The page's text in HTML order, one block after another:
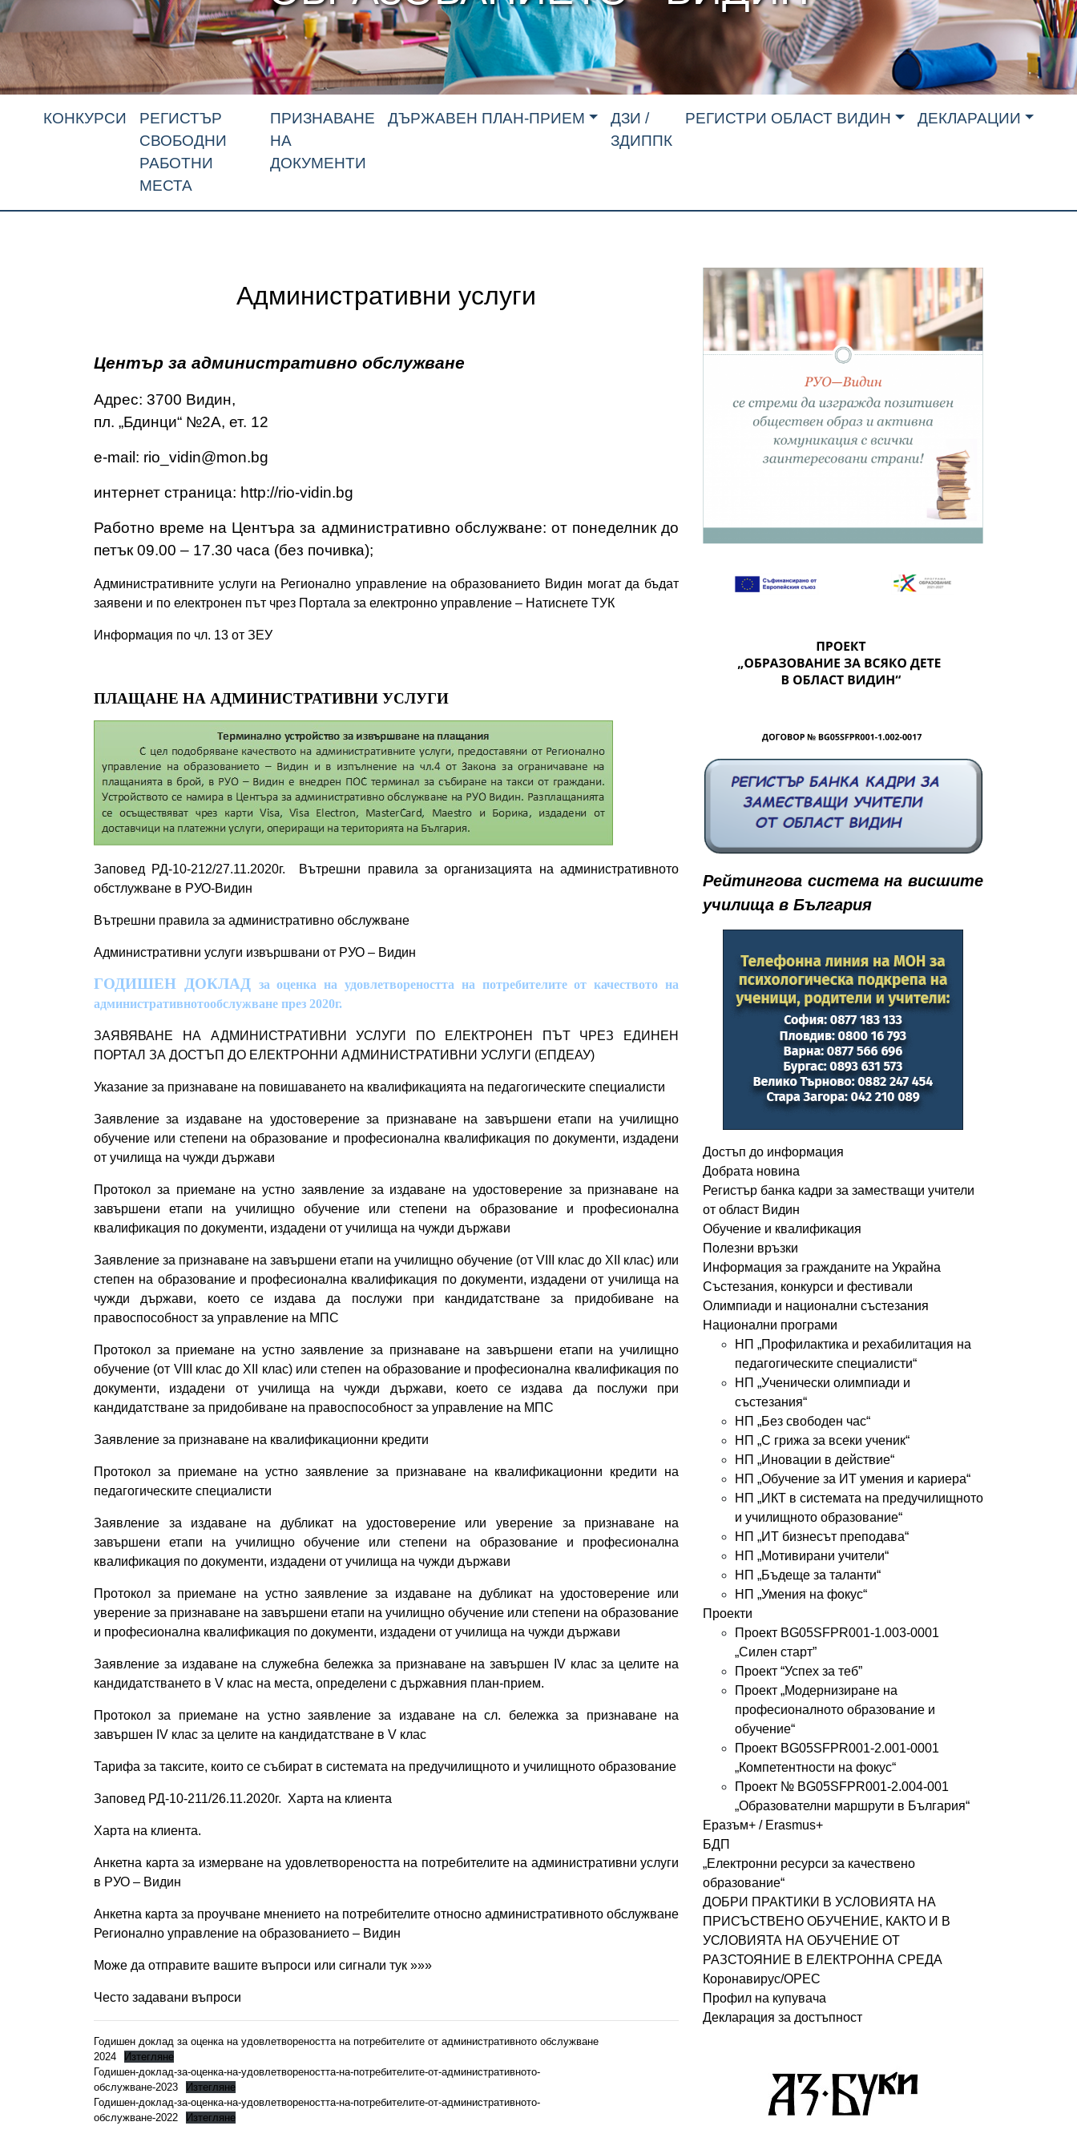
КОНКУРСИ
РЕГИСТЪР
СВОБОДНИ
РАБОТНИ
МЕСТА
ПРИЗНАВАНЕ
НА
ДОКУМЕНТИ
ДЪРЖАВЕН ПЛАН-ПРИЕМ
ДЗИ /
ЗДИППК
РЕГИСТРИ ОБЛАСТ ВИДИН ДЕКЛАРАЦИИ
Административни услуги
Център за административно обслужване
Адрес: 3700 Видин,
пл. „Бдинци“ №2А, ет. 12
e-mail: rio_vidin@mon.bg
интернет страница: http://rio-vidin.bg
Работно време на Центъра за административно обслужване: от понеделник до
петък 09.00 – 17.30 часа (без почивка);
Административните услуги на Регионално управление на образованието Видин могат да бъдат
заявени и по електронен път чрез Портала за електронно управление – Натиснете ТУК
Информация по чл. 13 от ЗЕУ
ПЛАЩАНЕ НА АДМИНИСТРАТИВНИ УСЛУГИ
Заповед РД-10-212/27.11.2020г. Вътрешни правила за организацията на административното
обстлужване в РУО-Видин
Вътрешни правила за административно обслужване
Административни услуги извършвани от РУО – Видин
ГОДИШЕН ДОКЛАД за оценка на удовлетвореността на потребителите от качеството на
административнотообслужване през 2020г.
ЗАЯВЯВАНЕ НА АДМИНИСТРАТИВНИ УСЛУГИ ПО ЕЛЕКТРОНЕН ПЪТ ЧРЕЗ ЕДИНЕН
ПОРТАЛ ЗА ДОСТЪП ДО ЕЛЕКТРОННИ АДМИНИСТРАТИВНИ УСЛУГИ (ЕПДЕАУ)
Указание за признаване на повишаването на квалификацията на педагогическите специалисти
Заявление за издаване на удостоверение за признаване на завършени етапи на училищно
обучение или степени на образование и професионална квалификация по документи, издадени
от училища на чужди държави
Протокол за приемане на устно заявление за издаване на удостоверение за признаване на
завършени етапи на училищно обучение или степени на образование и професионална
квалификация по документи, издадени от училища на чужди държави
Заявление за признаване на завършени етапи на училищно обучение (от VІІІ клас до ХІІ клас) или
степен на образование и професионална квалификация по документи, издадени от училища на
чужди държави, което се издава да послужи при кандидатстване за придобиване на
правоспособност за управление на МПС
Протокол за приемане на устно заявление за признаване на завършени етапи на училищно
обучение (от VІІІ клас до ХІІ клас) или степен на образование и професионална квалификация по
документи, издадени от училища на чужди държави, което се издава да послужи при
кандидатстване за придобиване на правоспособност за управление на МПС
Заявление за признаване на квалификационни кредити
Протокол за приемане на устно заявление за признаване на квалификационни кредити на
педагогическите специалисти
Заявление за издаване на дубликат на удостоверение или уверение за признаване на
завършени етапи на училищно обучение или степени на образование и професионална
квалификация по документи, издадени от училища на чужди държави
Протокол за приемане на устно заявление за издаване на дубликат на удостоверение или
уверение за признаване на завършени етапи на училищно обучение или степени на образование
и професионална квалификация по документи, издадени от училища на чужди държави
Заявление за издаване на служебна бележка за признаване на завършен ІV клас за целите на
кандидатстването в V клас на места, определени с държавния план-прием.
Протокол за приемане на устно заявление за издаване на сл. бележка за признаване на
завършен ІV клас за целите на кандидатстване в V клас
Тарифа за таксите, които се събират в системата на предучилищното и училищното образование
Заповед РД-10-211/26.11.2020г. Харта на клиента
Харта на клиента.
Анкетна карта за измерване на удовлетвореността на потребителите на административни услуги
в РУО – Видин
Анкетна карта за проучване мнението на потребителите относно административното обслужване
Регионално управление на образованието – Видин
Може да отправите вашите въпроси или сигнали тук »»»
Често задавани въпроси
Годишен доклад за оценка на удовлетвореността на потребителите от административното обслужване
2024
Изтегляне
Годишен-доклад-за-оценка-на-удовлетвореността-на-потребителите-от-административното-
обслужване-2023
Изтегляне
Годишен-доклад-за-оценка-на-удовлетвореността-на-потребителите-от-административното-
обслужване-2022
Изтегляне
Рейтингова система на висшите
училища в България
Достъп до информация
Добрата новина
Регистър банка кадри за заместващи учители
от област Видин
Обучение и квалификация
Полезни връзки
Информация за гражданите на Украйна
Състезания, конкурси и фестивали
Олимпиади и национални състезания
Национални програми
НП „Профилактика и рехабилитация на
педагогическите специалисти“
НП „Ученически олимпиади и
състезания“
НП „Без свободен час“
НП „С грижа за всеки ученик“
НП „Иновации в действие“
НП „Обучение за ИТ умения и кариера“
НП „ИКТ в системата на предучилищното
и училищното образование“
НП „ИТ бизнесът преподава“
НП „Мотивирани учители“
НП „Бъдеще за таланти“
НП „Умения на фокус“
Проекти
Проект BG05SFPR001-1.003-0001
„Силен старт”
Проект “Успех за теб”
Проект „Модернизиране на
професионалното образование и
обучение“
Проект BG05SFPR001-2.001-0001
„Компетентности на фокус“
Проект № BG05SFPR001-2.004-001
„Образователни маршрути в България“
Еразъм+ / Erasmus+
БДП
„Електронни ресурси за качествено
образование“
ДОБРИ ПРАКТИКИ В УСЛОВИЯТА НА
ПРИСЪСТВЕНО ОБУЧЕНИЕ, КАКТО И В
УСЛОВИЯТА НА ОБУЧЕНИЕ ОТ
РАЗСТОЯНИЕ В ЕЛЕКТРОННА СРЕДА
Коронавирус/ОРЕС
Профил на купувача
Декларация за достъпност